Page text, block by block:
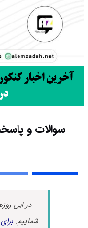
سوالات و
در این
شماییم.